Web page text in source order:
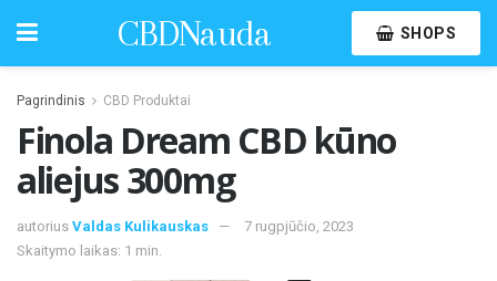
CBDNauda SHOPS
Pagrindinis CBD Produktai
Finola Dream CBD kūno
aliejus 300mg
autorius Valdas Kulikauskas
7 rugpjūčio, 2023
Skaitymo laikas: 1 min.